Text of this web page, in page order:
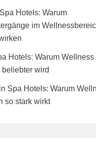
Hotels: Warum
im
Hotels: Warum Wellness
beliebter wird
Spa Hotels: Warum
so stark wirkt